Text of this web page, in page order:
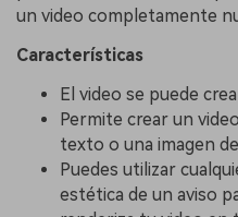
un video completamente
Características
El video se puede
Permite crear un
texto o una imagen
Puedes utilizar
estética de un aviso